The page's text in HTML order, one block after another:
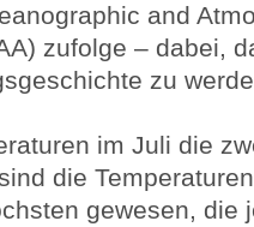
and
zufolge – dabei,
zu
im Juli die
die
gewesen, die